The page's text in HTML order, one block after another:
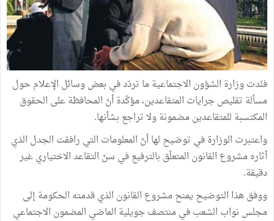
فنّدت وزارة الشؤون الاجتماعية ما تردّد في بعض وسائل الإعلام حول
مسألة تقليص جرايات المتقاعدين، مؤكّدة أنّ المحافظة على الحقوق
المكتسبة للمتقاعدين مضمونة ولا تراجع بشأنها.
واعتبرت الوزارة في توضيح لها أنّ المعلومات التي رافقت الجدل الذي
أثاره مشروع القانون المتعلّق بالترفيع في سنّ التقاعد الاختياري غير
دقيقة.
ووفق هذا التوضيح يمنح مشروع القانون الذي قدمته الحكومة إلى
مجلس نواب الشعب في منتصف جويلية الماضي المضمون الاجتماعي